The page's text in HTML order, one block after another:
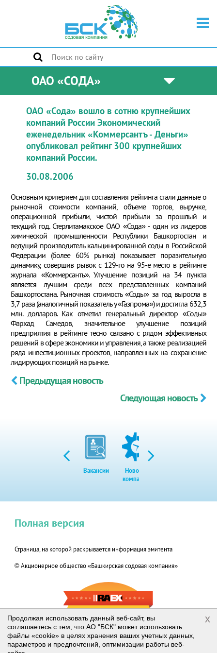
ОАО «СОДА»
ОАО «Сода» вошло в сотню крупнейших
компаний России Экономический
еженедельник «Коммерсантъ - Деньги»
опубликовал рейтинг 300 крупнейших
компаний России.
30.08.2006
Основным критерием для составления рейтинга стали данные о
рыночной стоимости компаний, объеме торгов, выручке,
операционной прибыли, чистой прибыли за прошлый и
текущий год. Стерлитамакское ОАО «Сода» - один из лидеров
химической промышленности Республики Башкортостан и
ведущий производитель кальцинированной соды в Российской
Федерации (более 60% рынка) показывает поразительную
динамику, совершив рывок с 129-го на 95-е место в рейтинге
журнала «Коммерсантъ». Улучшение позиций на 34 пункта
является лучшим среди всех представленных компаний
Башкортостана. Рыночная стоимость «Соды» за год выросла в
3,7 раза (аналогичный показатель у «Газпрома») и достигла 632,3
млн. долларов. Как отметил генеральный директор «Соды»
Фархад Самедов, значительное улучшение позиций
предприятия в рейтинге тесно связано с рядом эффективных
решений в сфере экономики и управления, а также реализацией
ряда инвестиционных проектов, направленных на сохранение
лидирующих позиций на рынке.
Предыдущая новость
Следующая новость
Вакансии
Новости
компании
Страница, на которой раскрывается информация эмитента
© Акционерное общество «Башкирская содовая компания»
Полная версия
RAEX-600
2019
Продолжая использовать данный веб-сайт, вы
соглашаетесь с тем, что АО "БСК" может использовать
файлы «cookie» в целях хранения ваших учетных данных,
параметров и предпочтений, оптимизации работы веб-
x